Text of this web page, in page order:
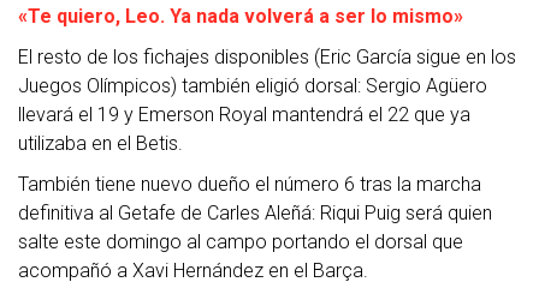
«Te quiero, Leo. Ya nada volverá a ser lo mismo»
El resto de los fichajes disponibles (Eric García sigue en los
Juegos Olímpicos) también eligió dorsal: Sergio Agüero
llevará el 19 y Emerson Royal mantendrá el 22 que ya
utilizaba en el Betis.
También tiene nuevo dueño el número 6 tras la marcha
definitiva al Getafe de Carles Aleñá: Riqui Puig será quien
salte este domingo al campo portando el dorsal que
acompañó a Xavi Hernández en el Barça.